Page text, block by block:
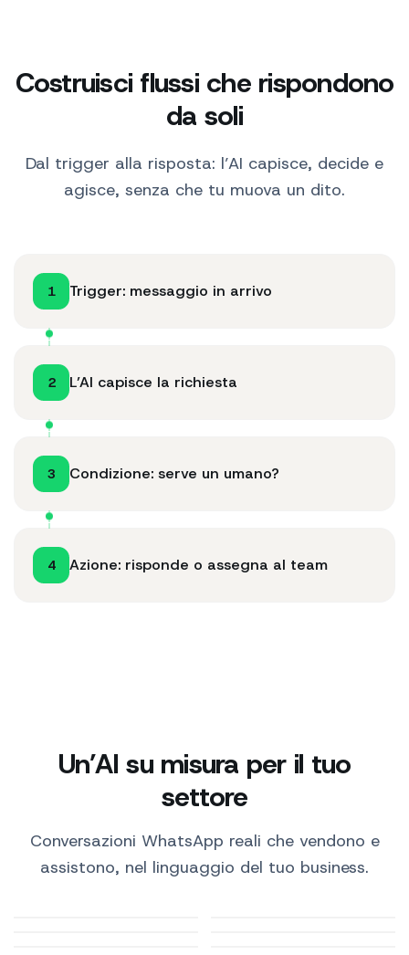
Costruisci flussi che rispondono
da soli
Dal trigger alla risposta: l’AI capisce, decide e
agisce, senza che tu muova un dito.
1 Trigger: messaggio in arrivo
2 L’AI capisce la richiesta
3 Condizione: serve un umano?
4 Azione: risponde o assegna al team
Un’AI su misura per il tuo
settore
Conversazioni WhatsApp reali che vendono e
assistono, nel linguaggio del tuo business.